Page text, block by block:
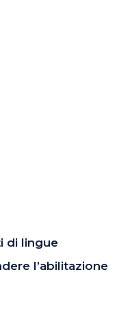
di lingue
l’abilitazione